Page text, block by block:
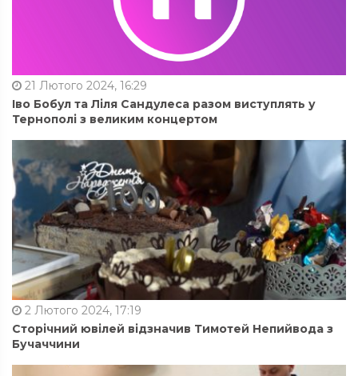
21 Лютого 2024, 16:29
Іво Бобул та Ліля Сандулеса разом виступлять у
Тернополі з великим концертом
2 Лютого 2024, 17:19
Сторічний ювілей відзначив Тимотей Непийвода з
Бучаччини